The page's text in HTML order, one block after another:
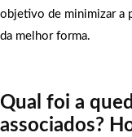
objetivo de minimizar a
da melhor forma.
Qual foi a
associados?